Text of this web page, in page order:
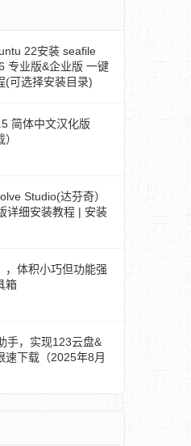
22安装 seafile
专业版&企业版 一键
(可选择安装目录)
简体中文汉化版
Studio(达芬奇）
详细安装教程 | 安装
，体积小巧但功能强
箱
手，实现123云盘&
速下载（2025年8月